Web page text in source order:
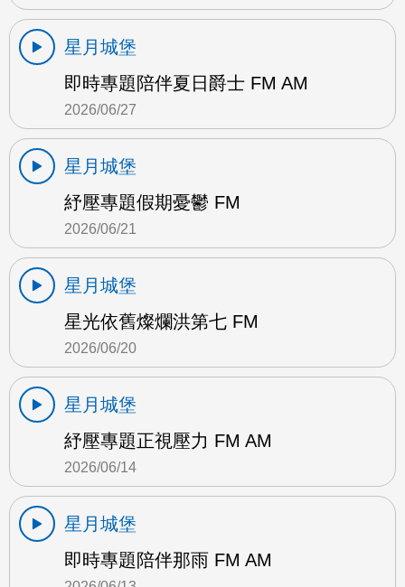
星月城堡
即時專題陪伴夏日爵士 FM AM
2026/06/27
星月城堡
紓壓專題假期憂鬱 FM
2026/06/21
星月城堡
星光依舊燦爛洪第七 FM
2026/06/20
星月城堡
紓壓專題正視壓力 FM AM
2026/06/14
星月城堡
即時專題陪伴那雨 FM AM